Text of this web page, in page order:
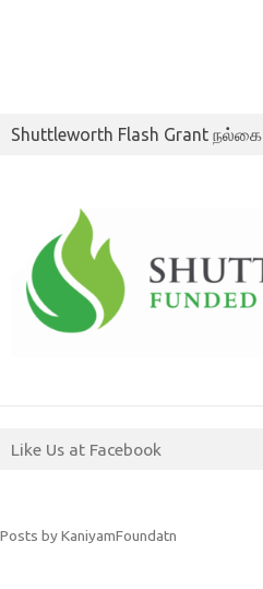
Shuttleworth Flash Grant நல்கை
Like Us at Facebook
Posts by KaniyamFoundatn